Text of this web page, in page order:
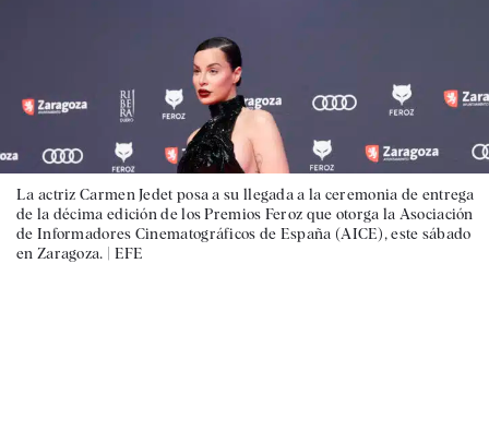
La actriz Carmen Jedet posa a su llegada a la ceremonia de entrega
de la décima edición de los Premios Feroz que otorga la Asociación
de Informadores Cinematográficos de España (AICE), este sábado
en Zaragoza. | EFE